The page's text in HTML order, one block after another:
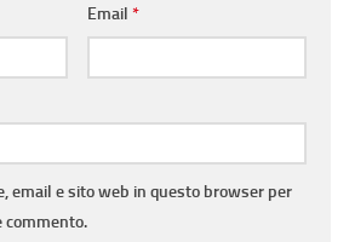
Email *
email e sito web in questo browser per
commento.